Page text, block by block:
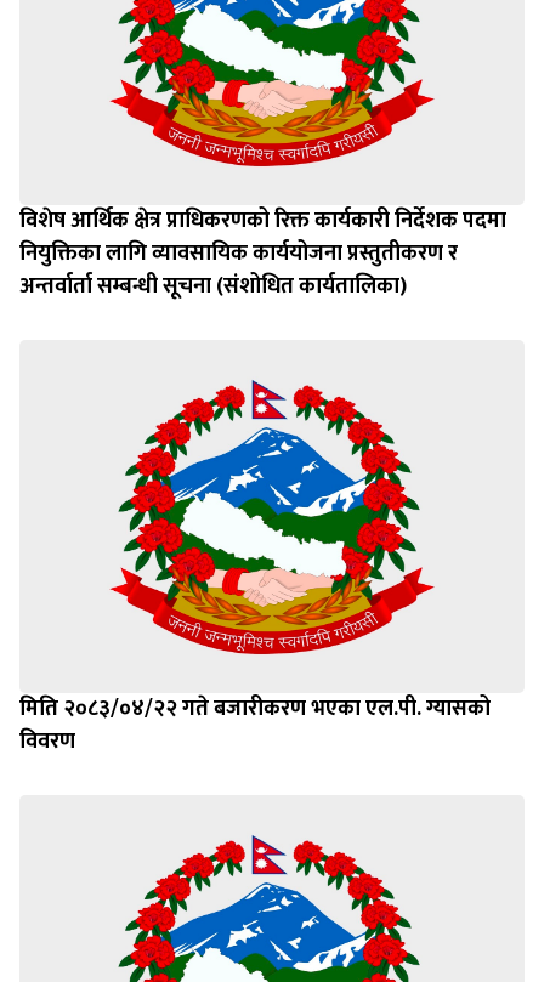
विशेष आर्थिक क्षेत्र प्राधिकरणको रिक्त कार्यकारी निर्देशक पदमा
नियुक्तिका लागि व्यावसायिक कार्ययोजना प्रस्तुतीकरण र
अन्तर्वार्ता सम्बन्धी सूचना (संशोधित कार्यतालिका)
मिति २०८३/०४/२२ गते बजारीकरण भएका एल.पी. ग्यासको
विवरण